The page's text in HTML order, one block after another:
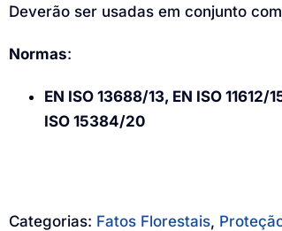
Deverão ser usadas em conjunto
Normas:
EN ISO 13688/13, EN ISO 11612/
ISO 15384/20
Categorias: Fatos Florestais,